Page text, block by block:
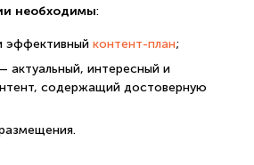
необходимы:
эффективный контент-план;
актуальный, интересный и
содержащий достоверную